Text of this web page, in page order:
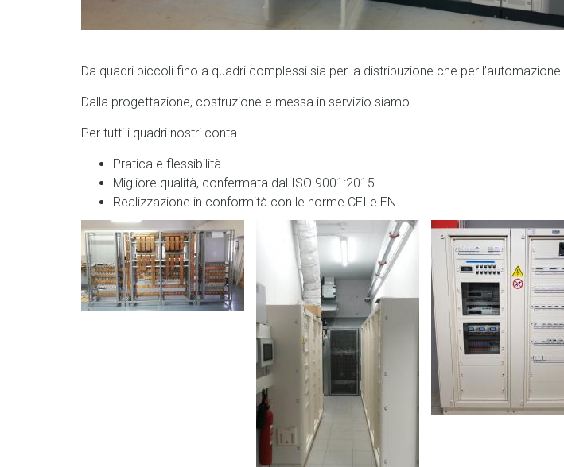
Da quadri piccoli fino a quadri complessi sia per la distribuzione che per
Dalla progettazione, costruzione e messa in servizio siamo
Per tutti i quadri nostri conta
Pratica e flessibilità
Migliore qualità, confermata dal ISO 9001:2015
Realizzazione in conformità con le norme CEI e EN